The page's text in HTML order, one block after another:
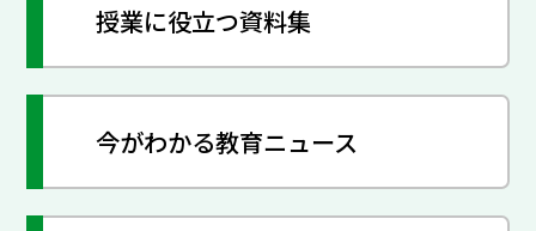
授業に役立つ資料集
今がわかる教育ニュース